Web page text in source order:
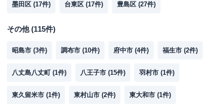
名称 三菱ＵＦＪ銀行 板橋支店
営業時間
ATM営業時間
土曜：4：00～24：00
4：00～24：00
ATM 〇
墨田区 (17件) 台東区 (17件) 豊島区 (27件)
その他(115件)
昭島市 (3件) 調布市 (10件) 府中市 (4件) 福生市 (2件)
八丈島八丈町 (1件) 八王子市 (15件) 羽村市 (1件)
東久留米市 (1件) 東村山市 (2件) 東大和市 (1件)